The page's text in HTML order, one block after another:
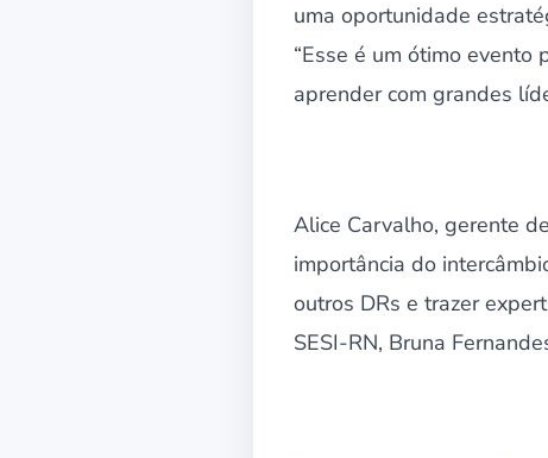
uma oportunidade
“Esse é um ótimo
aprender com grandes
Alice Carvalho, gerente
importância do
outros DRs e trazer
SESI-RN, Bruna